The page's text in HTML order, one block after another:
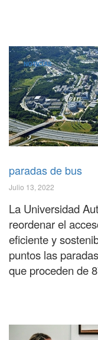
NOTICIAS
paradas de bus
Julio 13, 2022
La Universidad
reordenar el
eficiente y
puntos las
que proceden de